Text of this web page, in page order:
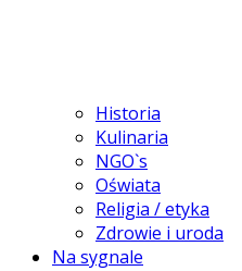
Historia
Kulinaria
NGO`s
Oświata
Religia / etyka
Zdrowie i uroda
Na sygnale